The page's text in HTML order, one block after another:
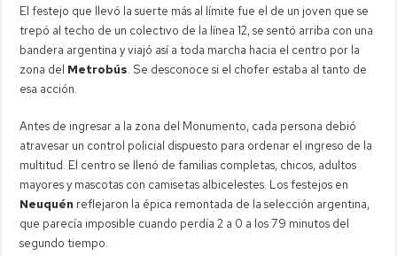
El festejo que llevó la suerte más al límite fue el de un joven que se
trepó al techo de un colectivo de la línea 12, se sentó arriba con una
bandera argentina y viajó así a toda marcha hacia el centro por la
zona del Metrobús. Se desconoce si el chofer estaba al tanto de
esa acción.
Antes de ingresar a la zona del Monumento, cada persona debió
atravesar un control policial dispuesto para ordenar el ingreso de la
multitud. El centro se llenó de familias completas, chicos, adultos
mayores y mascotas con camisetas albicelestes. Los festejos en
Neuquén reflejaron la épica remontada de la selección argentina,
que parecía imposible cuando perdía 2 a 0 a los 79 minutos del
segundo tiempo.